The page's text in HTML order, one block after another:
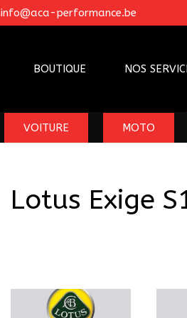
info@aca-performance.be
BOUTIQUE NOS
VOITURE MOTO
Lotus Exige